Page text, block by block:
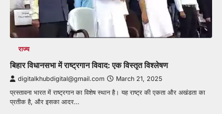
राज्य
बिहार विधानसभा में राष्ट्रगान विवाद: एक विस्तृत विश्लेषण
digitalkhubdigital@gmail.com March 21, 2025
प्रस्तावना भारत में राष्ट्रगान का विशेष स्थान है। यह राष्ट्र की एकता और अखंडता का
प्रतीक है, और इसका आदर…